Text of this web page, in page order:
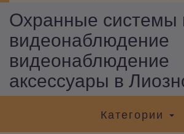
Охранные системы
видеонаблюдение
видеонаблюдение
аксессуары в
Категории